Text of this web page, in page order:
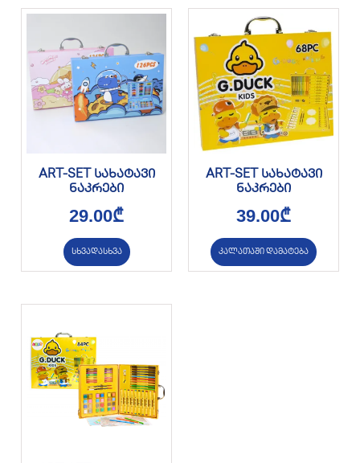
ART-SET სახატავი
ნაკრები
29.00₾
სხვადასხვა
ART-SET სახატავი
ნაკრები
39.00₾
კალათაში დამატება